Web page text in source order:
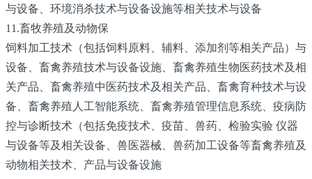
与设备、环境消杀技术与设备设施等相关技术与设备
11.畜牧养殖及动物保
饲料加工技术（包括饲料原料、辅料、添加剂等相关产品）与
设备、畜禽养殖技术与设备设施、畜禽养殖生物医药技术及相
关产品、畜禽养殖中医药技术及相关产品、畜禽育种技术与设
备、畜禽养殖人工智能系统、畜禽养殖管理信息系统、疫病防
控与诊断技术（包括免疫技术、疫苗、兽药、检验实验 仪器
与设备等及相关设备、兽医器械、兽药加工设备等畜禽养殖及
动物相关技术、产品与设备设施